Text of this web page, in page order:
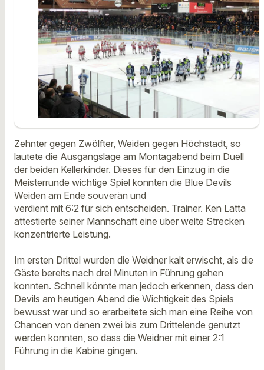
Zehnter gegen Zwölfter, Weiden gegen Höchstadt, so
lautete die Ausgangslage am Montagabend beim Duell
der beiden Kellerkinder. Dieses für den Einzug in die
Meisterrunde wichtige Spiel konnten die Blue Devils
Weiden am Ende souverän und
verdient mit 6:2 für sich entscheiden. Trainer. Ken Latta
attestierte seiner Mannschaft eine über weite Strecken
konzentrierte Leistung.
Im ersten Drittel wurden die Weidner kalt erwischt, als die
Gäste bereits nach drei Minuten in Führung gehen
konnten. Schnell könnte man jedoch erkennen, dass den
Devils am heutigen Abend die Wichtigkeit des Spiels
bewusst war und so erarbeitete sich man eine Reihe von
Chancen von denen zwei bis zum Drittelende genutzt
werden konnten, so dass die Weidner mit einer 2:1
Führung in die Kabine gingen.